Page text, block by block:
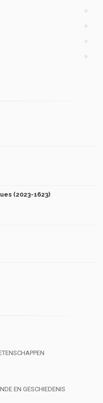
(2023-1623)
EN GESCHIEDENIS